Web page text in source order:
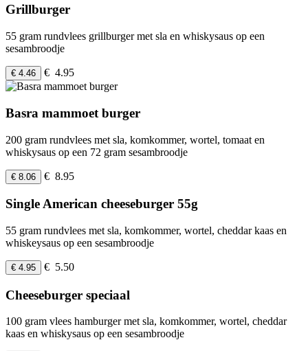
Grillburger
55 gram rundvlees grillburger met sla en whiskysaus op een
sesambroodje
€ 4.46 € 4.95
Basra mammoet burger
200 gram rundvlees met sla, komkommer, wortel, tomaat en
whiskysaus op een 72 gram sesambroodje
€ 8.06 € 8.95
Single American cheeseburger 55g
55 gram rundvlees met sla, komkommer, wortel, cheddar kaas en
whiskeysaus op een sesambroodje
€ 4.95 € 5.50
Cheeseburger speciaal
100 gram vlees hamburger met sla, komkommer, wortel, cheddar
kaas en whiskysaus op een sesambroodje